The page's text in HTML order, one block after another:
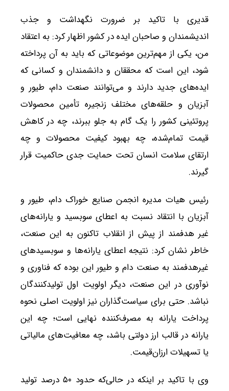
قدیری با تاکید بر ضرورت نگهداشت و جذب
اندیشمندان و صاحبان ایده در کشور اظهار کرد: به اعتقاد
من، یکی از مهم‌ترین موضوعاتی که باید به آن پرداخته
شود، این است که محققان و دانشمندان و کسانی که
ایده‌های جدید دارند و می‌توانند صنعت دام، طیور و
آبزیان و حلقه‌های مختلف زنجیره تأمین محصولات
پروتئینی کشور را یک گام به جلو ببرند، چه در کاهش
قیمت تمام‌شده، چه بهبود کیفیت محصولات و چه
ارتقای سلامت انسان تحت حمایت جدی حاکمیت قرار
گیرند.
رئیس هیات مدیره انجمن صنایع خوراک دام، طیور و
آبزیان با انتقاد نسبت به اعطای سوبسید و یارانه‌های
غیر هدفمند از پیش از انقلاب تاکنون به این صنعت،
خاطر نشان کرد: نتیجه اعطای یارانه‌ها و سوبسیدهای
غیرهدفمند به صنعت دام و طیور این بوده که فناوری و
نوآوری در این صنعت، دیگر اولویت اول تولیدکنندگان
نباشد. حتی برای سیاست‌گذاران نیز اولویت اصلی نحوه
پرداخت یارانه به مصرف‌کننده نهایی است؛ چه این
یارانه در قالب ارز دولتی باشد، چه معافیت‌های مالیاتی
یا تسهیلات ارزان‌قیمت.
وی با تاکید بر اینکه در حالی‌که حدود ۵۰ درصد تولید